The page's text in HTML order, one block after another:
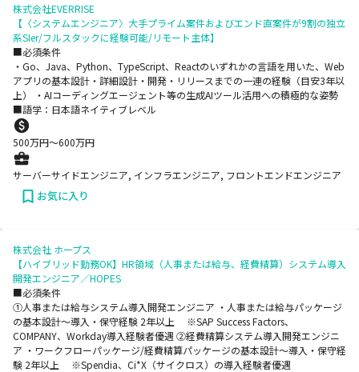
株式会社EVERRISE
【〈システムエンジニア〉大手プライム案件およびエンド直案件が9割の独立
系SIer/フルスタックに経験可能/リモート主体】
■必須条件
・Go、Java、Python、TypeScript、Reactのいずれかの言語を用いた、Web
アプリの基本設計・詳細設計・開発・リリースまでの一連の経験（目安3年以
上） ・AIコーディングエージェント等の生成AIツール活用への積極的な姿勢
■語学：日本語ネイティブレベル
500万円〜600万円
サーバーサイドエンジニア, インフラエンジニア, フロントエンドエンジニア
お気に入り
株式会社 ホープス
【ハイブリッド勤務OK】HR領域（人事または給与、経費精算）システム導入
開発エンジニア／HOPES
■必須条件
➀人事または給与システム導入開発エンジニア ・人事または給与パッケージ
の基本設計～導入・保守経験 2年以上 ※SAP Success Factors、
COMPANY、Workday導入経験者優遇 ➁経費精算システム導入開発エンジニ
ア ・ワークフローパッケージ/経費精算パッケージの基本設計～導入・保守経
験 2年以上 ※Spendia、Ci*X（サイクロス）の導入経験者優遇